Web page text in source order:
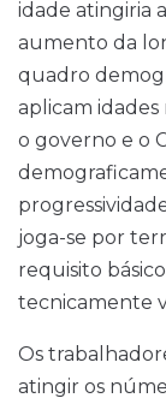
idade atingiria
aumento da
quadro
aplicam idades
o governo e o
joga-se por
requisito
tecnicamente
Os
atingir os